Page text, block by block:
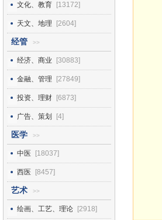
文化、教育 [13172]
天文、地理 [2604]
经管 >>
经济、商业 [30883]
金融、管理 [27849]
投资、理财 [6873]
广告、策划 [4]
医学 >>
中医 [18037]
西医 [8457]
艺术 >>
绘画、工艺、理论 [2918]